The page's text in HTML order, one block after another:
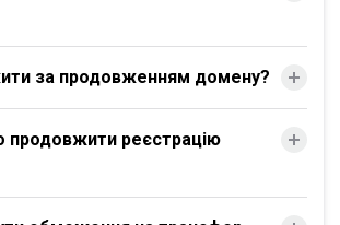
за продовженням домену?
продовжити реєстрацію